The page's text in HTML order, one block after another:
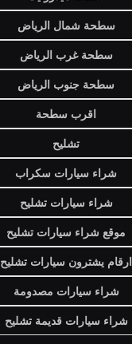
سطحة شمال الرياض
سطحة غرب الرياض
سطحة جنوب الرياض
اقرب سطحة
تشليح
شراء سيارات سكراب
شراء سيارات تشليح
موقع شراء سيارات تشليح
ارقام يشترون سيارات تشليح
شراء سيارات مصدومة
شراء سيارات قديمة تشليح